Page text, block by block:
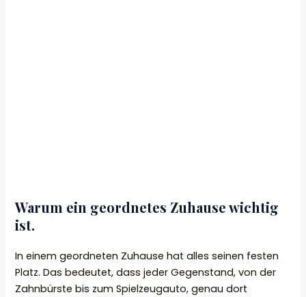
Warum ein geordnetes Zuhause wichtig
ist.
In einem geordneten Zuhause hat alles seinen festen
Platz. Das bedeutet, dass jeder Gegenstand, von der
Zahnbürste bis zum Spielzeugauto, genau dort